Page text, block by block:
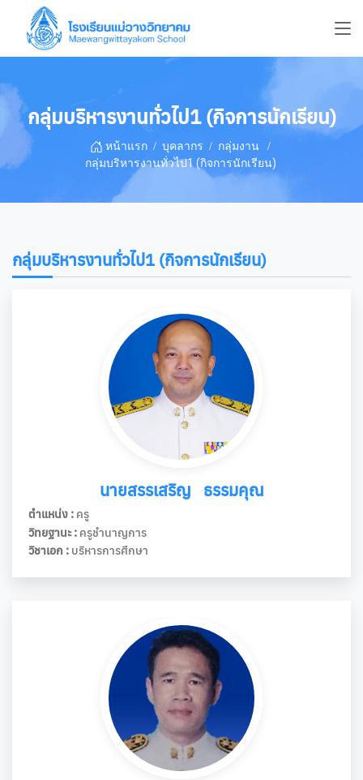
กลุ่มบริหารงานทั่วไป1 (กิจการนักเรียน)
หน้าแรก บุคลากร
กลุ่มงาน
กลุ่มบริหารงานทั่วไป1 (กิจการนักเรียน)
กลุ่มบริหารงานทั่วไป1 (กิจการนักเรียน)
นายสรรเสริญ ธรรมคุณ
ตำแหน่ง : ครู
วิทยฐานะ : ครูชำนาญการ
วิชาเอก : บริหารการศึกษา